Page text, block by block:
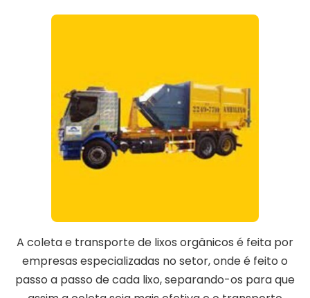
A coleta e transporte de lixos orgânicos é feita por
empresas especializadas no setor, onde é feito o
passo a passo de cada lixo, separando-os para que